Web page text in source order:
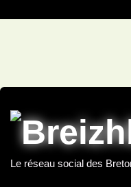
Le réseau social des